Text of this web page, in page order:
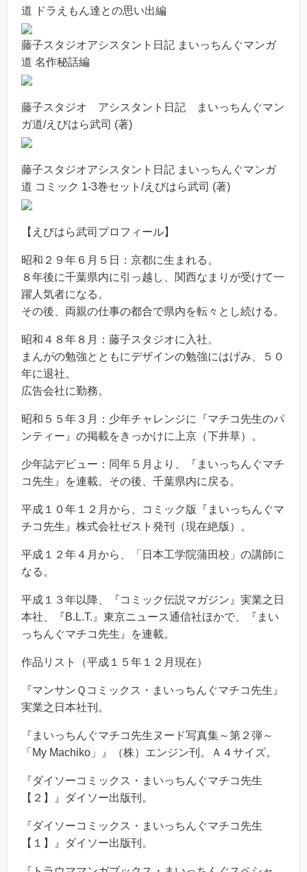
道 ドラえもん達との思い出編
藤子スタジオアシスタント日記 まいっちんぐマンガ
道 名作秘話編
藤子スタジオ アシスタント日記 まいっちんぐマン
ガ道/えびはら武司 (著)
藤子スタジオアシスタント日記 まいっちんぐマンガ
道 コミック 1-3巻セット/えびはら武司 (著)
【えびはら武司プロフィール】
昭和２９年６月５日：京都に生まれる。
８年後に千葉県内に引っ越し、関西なまりが受けて一
躍人気者になる。
その後、両親の仕事の都合で県内を転々とし続ける。
昭和４８年８月：藤子スタジオに入社。
まんがの勉強とともにデザインの勉強にはげみ、５０
年に退社。
広告会社に勤務。
昭和５５年３月：少年チャレンジに『マチコ先生のパ
ンティー』の掲載をきっかけに上京（下井草）。
少年誌デビュー：同年５月より、『まいっちんぐマチ
コ先生』を連載。その後、千葉県内に戻る。
平成１０年１２月から、コミック版『まいっちんぐマ
チコ先生』株式会社ゼスト発刊（現在絶版）。
平成１２年４月から、「日本工学院蒲田校」の講師に
なる。
平成１３年以降、『コミック伝説マガジン』実業之日
本社、『B.L.T.』東京ニュース通信社ほかで、『まい
っちんぐマチコ先生』を連載。
作品リスト（平成１５年１２月現在）
『マンサンＱコミックス・まいっちんぐマチコ先生』
実業之日本社刊。
『まいっちんぐマチコ先生ヌード写真集～第２弾～
「My Machiko」』（株）エンジン刊。Ａ４サイズ。
『ダイソーコミックス・まいっちんぐマチコ先生
【２】』ダイソー出版刊。
『ダイソーコミックス・まいっちんぐマチコ先生
【１】』ダイソー出版刊。